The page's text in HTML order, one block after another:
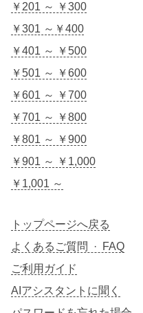
￥201 ～ ￥300
￥301 ～￥400
￥401 ～ ￥500
￥501 ～ ￥600
￥601 ～ ￥700
￥701 ～ ￥800
￥801 ～ ￥900
￥901 ～ ￥1,000
￥1,001 ～
トップページへ戻る
よくあるご質問 · FAQ
ご利用ガイド
AIアシスタントに聞く